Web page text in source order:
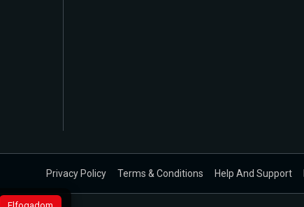
Privacy Policy Terms & Conditions Help And Support